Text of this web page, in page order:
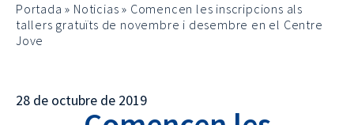
Portada » Noticias » Comencen les inscripcions als
tallers gratuïts de novembre i desembre en el Centre
Jove
28 de octubre de 2019